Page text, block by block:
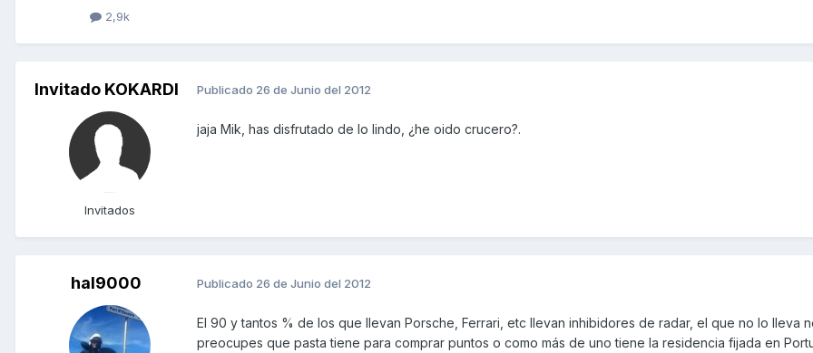
2,9k
Invitado KOKARDI
Invitados
Publicado 26 de Junio del 2012
jaja Mik, has disfrutado de lo lindo, ¿he oido crucero?.
hal9000 Publicado 26 de Junio del 2012
El 90 y tantos % de los que llevan Porsche, Ferrari, etc llevan inhibidores de radar, el que no lo lleva
preocupes que pasta tiene para comprar puntos o como más de uno tiene la residencia fijada en